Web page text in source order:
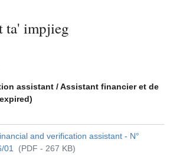
ta' impjieg
assistant / Assistant financier et de
and verification assistant - N°
01
(PDF - 267 KB)